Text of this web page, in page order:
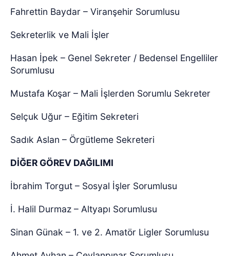
Fahrettin Baydar – Viranşehir Sorumlusu
Sekreterlik ve Mali İşler
Hasan İpek – Genel Sekreter / Bedensel Engelliler
Sorumlusu
Mustafa Koşar – Mali İşlerden Sorumlu Sekreter
Selçuk Uğur – Eğitim Sekreteri
Sadık Aslan – Örgütleme Sekreteri
DİĞER GÖREV DAĞILIMI
İbrahim Torgut – Sosyal İşler Sorumlusu
İ. Halil Durmaz – Altyapı Sorumlusu
Sinan Günak – 1. ve 2. Amatör Ligler Sorumlusu